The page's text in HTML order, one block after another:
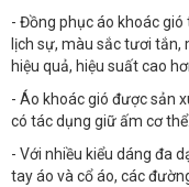
- Đồng phục áo khoác
lịch sự, màu sắc tươi
hiệu quả, hiệu suất cao
- Áo khoác gió được sản
có tác dụng giữ ấm cơ thể.
- Với nhiều kiểu dáng đa
tay áo và cổ áo, các